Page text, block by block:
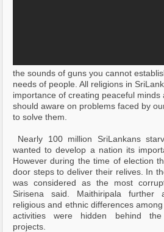
the sounds of guns you cannot
needs of people. All religions in
importance of creating peaceful minds
should aware on problems faced by
to solve them.
Nearly 100 million SriLankans
wanted to develop a nation its
However during the time of election
door steps to deliver their relives. In
was considered as the most
Sirisena said. Maithiripala further
religious and ethnic differences
activities were hidden behind the
projects.